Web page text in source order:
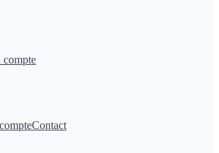
compte
Contact